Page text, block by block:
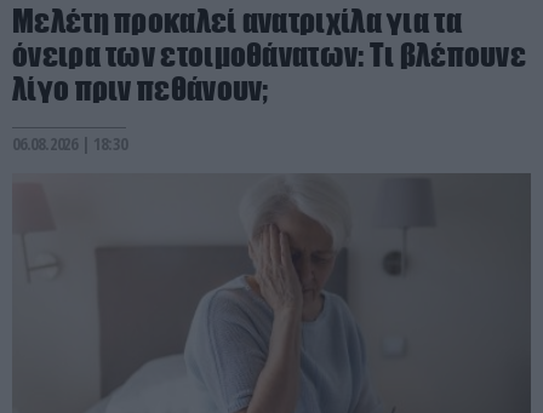
Μελέτη προκαλεί ανατριχίλα για τα
όνειρα των ετοιμοθάνατων: Τι βλέπουνε
λίγο πριν πεθάνουν;
06.08.2026 | 18:30